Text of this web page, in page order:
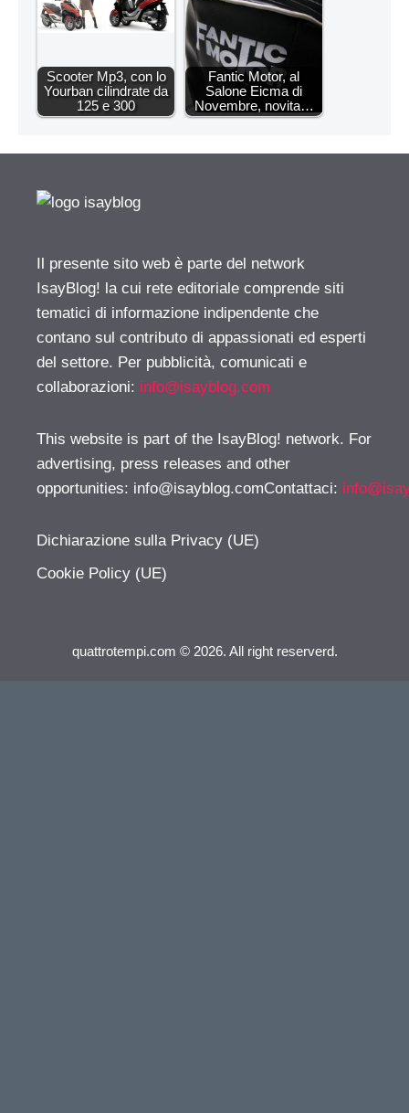
Scooter Mp3, con lo
Yourban cilindrate da
125 e 300
Fantic Motor, al
Salone Eicma di
Novembre, novita…
Il presente sito web è parte del network
IsayBlog! la cui rete editoriale comprende siti
tematici di informazione indipendente che
contano sul contributo di appassionati ed esperti
del settore. Per pubblicità, comunicati e
collaborazioni: info@isayblog.com
This website is part of the IsayBlog! network. For
advertising, press releases and other
opportunities: info@isayblog.comContattaci:
Dichiarazione sulla Privacy (UE)
Cookie Policy (UE)
quattrotempi.com © 2026. All right reserverd.